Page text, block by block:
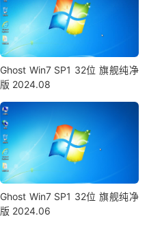
Ghost Win7 SP1 32位 旗舰纯净
版 2024.08
Ghost Win7 SP1 32位 旗舰纯净
版 2024.06